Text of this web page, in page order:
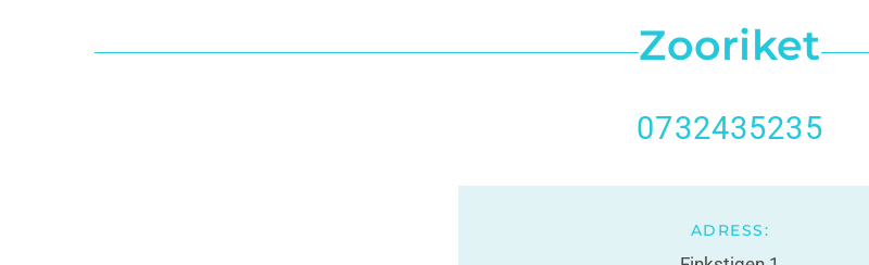
Zooriket
0732435235
ADRESS: